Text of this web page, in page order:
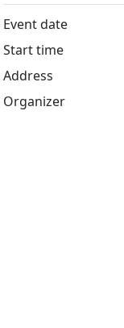
Event date
Start time
Address
Organizer